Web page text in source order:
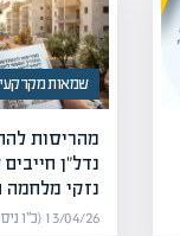
שמאות
מהריסות
נדל"ן
נזקי
13/04/26 (כ״ו ניסן תשפ״ו) | מערכת אפיק